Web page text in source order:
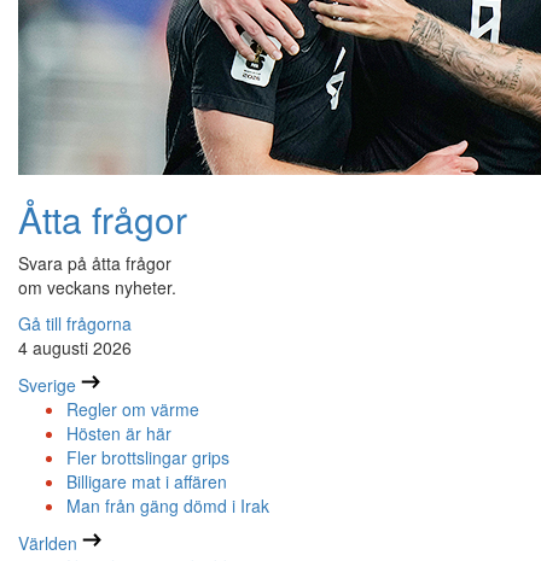
Åtta frågor
Svara på åtta frågor
om veckans nyheter.
Gå till frågorna
4 augusti 2026
Sverige
Regler om värme
Hösten är här
Fler brottslingar grips
Billigare mat i affären
Man från gäng dömd i Irak
Världen